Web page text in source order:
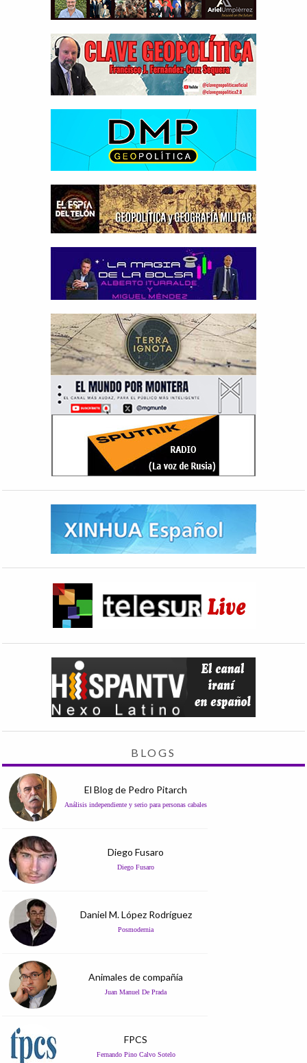
BLOGS
El Blog de Pedro Pitarch
Análisis independiente y serio para personas cabales
Diego Fusaro
Diego Fusaro
Daniel M. López Rodríguez
Posmodernia
Animales de compañía
Juan Manuel De Prada
FPCS
Fernando Pino Calvo Sotelo